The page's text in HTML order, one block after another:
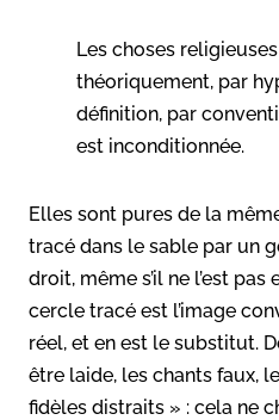
Les choses
théoriquement, par
définition, par
est inconditionnée.
Elles sont pures de la
tracé dans le sable par un
droit, même s’il ne l’est pas
cercle tracé est l’image
réel, et en est le substitut.
être laide, les chants faux,
fidèles distraits » : cela ne